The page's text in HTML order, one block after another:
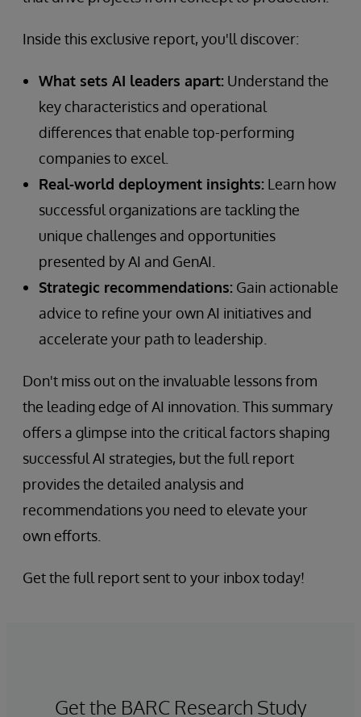
Inside this exclusive report, you'll discover:
What sets AI leaders apart: Understand the
key characteristics and operational
differences that enable top-performing
companies to excel.
Real-world deployment insights: Learn how
successful organizations are tackling the
unique challenges and opportunities
presented by AI and GenAI.
Strategic recommendations: Gain actionable
advice to refine your own AI initiatives and
accelerate your path to leadership.
Don't miss out on the invaluable lessons from
the leading edge of AI innovation. This summary
offers a glimpse into the critical factors shaping
successful AI strategies, but the full report
provides the detailed analysis and
recommendations you need to elevate your
own efforts.
Get the full report sent to your inbox today!
Get the BARC Research Study